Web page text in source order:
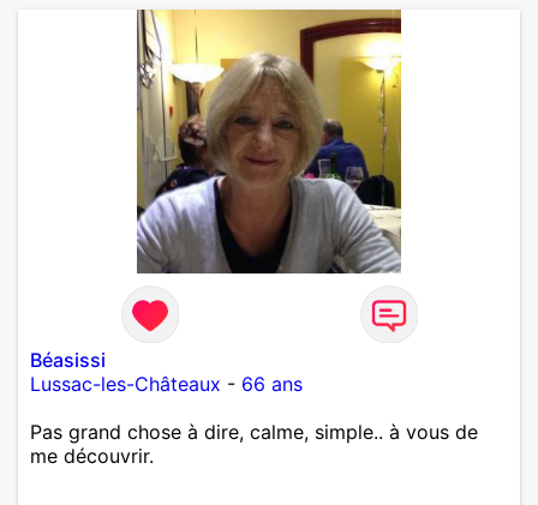
Béasissi
Lussac-les-Châteaux - 66 ans
Pas grand chose à dire, calme, simple.. à vous de
me découvrir.